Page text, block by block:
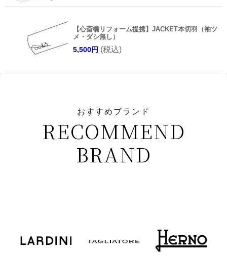
【心斎橋リフォーム提携】JACKET本切羽（袖ツ
メ・ダシ無し）
5,500円 (税込)
おすすめブランド
RECOMMEND
BRAND